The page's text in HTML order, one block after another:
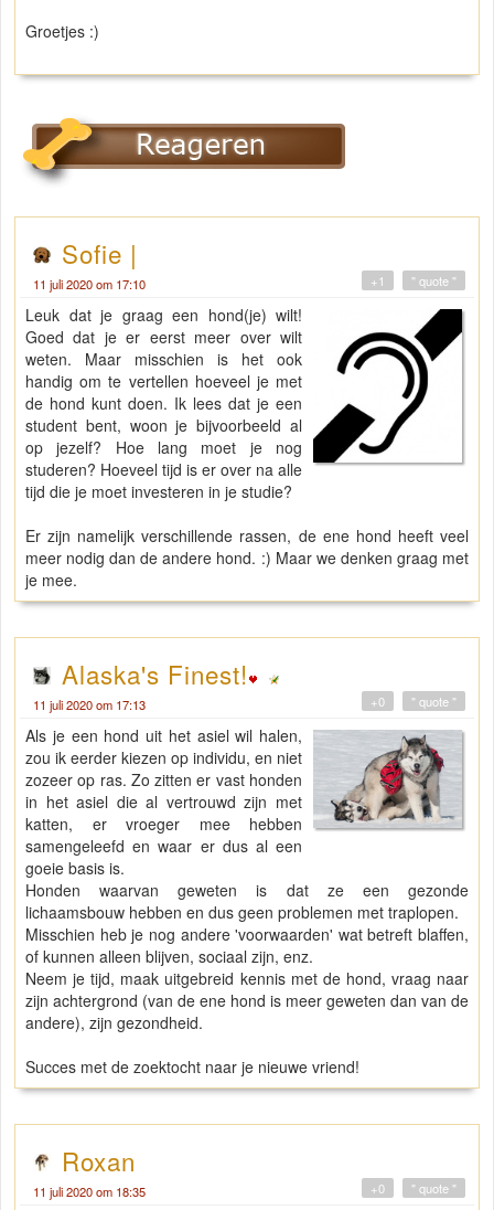
Groetjes :)
Sofie |
11 juli 2020 om 17:10 " quote "
+1
Leuk dat je graag een hond(je) wilt!
Goed dat je er eerst meer over wilt
weten. Maar misschien is het ook
handig om te vertellen hoeveel je met
de hond kunt doen. Ik lees dat je een
student bent, woon je bijvoorbeeld al
op jezelf? Hoe lang moet je nog
studeren? Hoeveel tijd is er over na alle
tijd die je moet investeren in je studie?
Er zijn namelijk verschillende rassen, de ene hond heeft veel
meer nodig dan de andere hond. :) Maar we denken graag met
je mee.
Alaska's Finest!
11 juli 2020 om 17:13 " quote "
+0
Als je een hond uit het asiel wil halen,
zou ik eerder kiezen op individu, en niet
zozeer op ras. Zo zitten er vast honden
in het asiel die al vertrouwd zijn met
katten, er vroeger mee hebben
samengeleefd en waar er dus al een
goeie basis is.
Honden waarvan geweten is dat ze een gezonde
lichaamsbouw hebben en dus geen problemen met traplopen.
Misschien heb je nog andere 'voorwaarden' wat betreft blaffen,
of kunnen alleen blijven, sociaal zijn, enz.
Neem je tijd, maak uitgebreid kennis met de hond, vraag naar
zijn achtergrond (van de ene hond is meer geweten dan van de
andere), zijn gezondheid.
Succes met de zoektocht naar je nieuwe vriend!
Roxan
11 juli 2020 om 18:35 " quote "
+0